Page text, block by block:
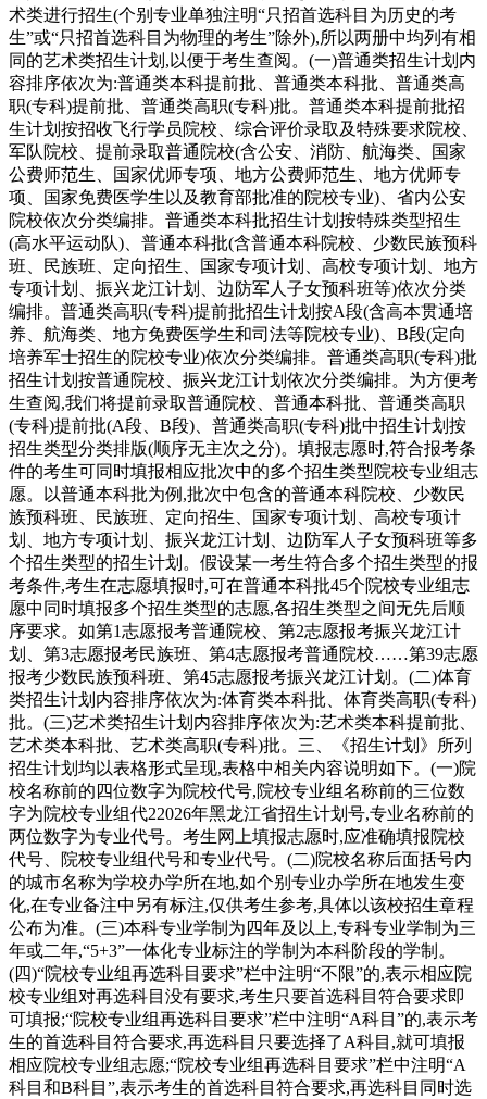
术类进行招生(个别专业单独注明“只招首选科目为历史的考
生”或“只招首选科目为物理的考生”除外),所以两册中均列有相
同的艺术类招生计划,以便于考生查阅。(一)普通类招生计划内
容排序依次为:普通类本科提前批、普通类本科批、普通类高
职(专科)提前批、普通类高职(专科)批。普通类本科提前批招
生计划按招收飞行学员院校、综合评价录取及特殊要求院校、
军队院校、提前录取普通院校(含公安、消防、航海类、国家
公费师范生、国家优师专项、地方公费师范生、地方优师专
项、国家免费医学生以及教育部批准的院校专业)、省内公安
院校依次分类编排。普通类本科批招生计划按特殊类型招生
(高水平运动队)、普通本科批(含普通本科院校、少数民族预科
班、民族班、定向招生、国家专项计划、高校专项计划、地方
专项计划、振兴龙江计划、边防军人子女预科班等)依次分类
编排。普通类高职(专科)提前批招生计划按A段(含高本贯通培
养、航海类、地方免费医学生和司法等院校专业)、B段(定向
培养军士招生的院校专业)依次分类编排。普通类高职(专科)批
招生计划按普通院校、振兴龙江计划依次分类编排。为方便考
生查阅,我们将提前录取普通院校、普通本科批、普通类高职
(专科)提前批(A段、B段)、普通类高职(专科)批中招生计划按
招生类型分类排版(顺序无主次之分)。填报志愿时,符合报考条
件的考生可同时填报相应批次中的多个招生类型院校专业组志
愿。以普通本科批为例,批次中包含的普通本科院校、少数民
族预科班、民族班、定向招生、国家专项计划、高校专项计
划、地方专项计划、振兴龙江计划、边防军人子女预科班等多
个招生类型的招生计划。假设某一考生符合多个招生类型的报
考条件,考生在志愿填报时,可在普通本科批45个院校专业组志
愿中同时填报多个招生类型的志愿,各招生类型之间无先后顺
序要求。如第1志愿报考普通院校、第2志愿报考振兴龙江计
划、第3志愿报考民族班、第4志愿报考普通院校……第39志愿
报考少数民族预科班、第45志愿报考振兴龙江计划。(二)体育
类招生计划内容排序依次为:体育类本科批、体育类高职(专科)
批。(三)艺术类招生计划内容排序依次为:艺术类本科提前批、
艺术类本科批、艺术类高职(专科)批。三、《招生计划》所列
招生计划均以表格形式呈现,表格中相关内容说明如下。(一)院
校名称前的四位数字为院校代号,院校专业组名称前的三位数
字为院校专业组代22026年黑龙江省招生计划号,专业名称前的
两位数字为专业代号。考生网上填报志愿时,应准确填报院校
代号、院校专业组代号和专业代号。(二)院校名称后面括号内
的城市名称为学校办学所在地,如个别专业办学所在地发生变
化,在专业备注中另有标注,仅供考生参考,具体以该校招生章程
公布为准。(三)本科专业学制为四年及以上,专科专业学制为三
年或二年,“5+3”一体化专业标注的学制为本科阶段的学制。
(四)“院校专业组再选科目要求”栏中注明“不限”的,表示相应院
校专业组对再选科目没有要求,考生只要首选科目符合要求即
可填报;“院校专业组再选科目要求”栏中注明“A科目”的,表示考
生的首选科目符合要求,再选科目只要选择了A科目,就可填报
相应院校专业组志愿;“院校专业组再选科目要求”栏中注明“A
科目和B科目”,表示考生的首选科目符合要求,再选科目同时选